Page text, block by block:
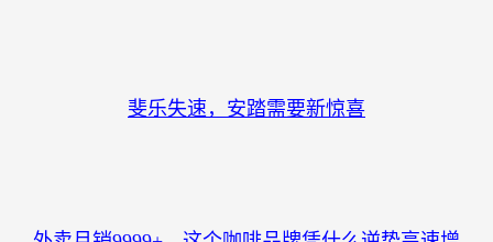
斐乐失速，安踏需要新惊喜